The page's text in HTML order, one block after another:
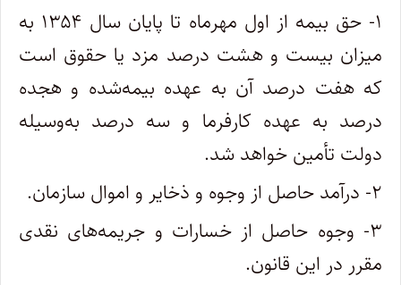
۱- حق بیمه از اول مهرماه تا پایان سال ۱۳۵۴ به
میزان بیست و هشت درصد مزد یا حقوق است
که هفت درصد آن به عهده بیمه‌شده و هجده
درصد به عهده کارفرما و سه درصد به‌وسیله
دولت تأمین خواهد شد.
۲- درآمد حاصل از وجوه و ذخایر و اموال سازمان.
۳- وجوه حاصل از خسارات و جریمه‌های نقدی
مقرر در این قانون.